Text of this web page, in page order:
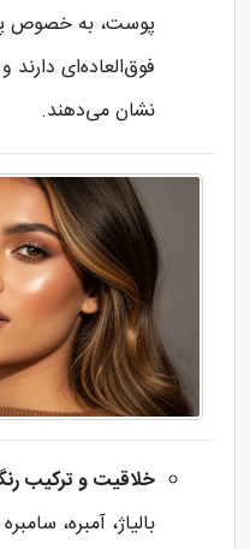
پوست، به خصوص
فوق‌العاده‌ای
نشان می‌دهند.
خلاقیت و ترکیب
بالیاژ، آمبره،